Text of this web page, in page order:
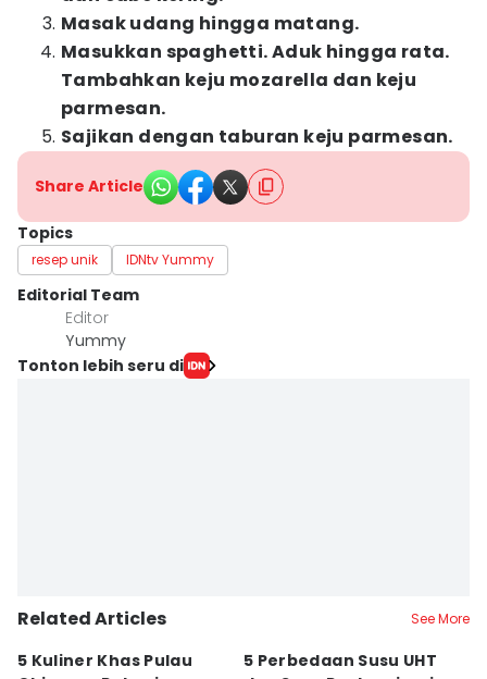
Masak udang hingga matang.
Masukkan spaghetti. Aduk hingga rata.
Tambahkan keju mozarella dan keju
parmesan.
Sajikan dengan taburan keju parmesan.
Share Article
Topics
resep unik IDNtv Yummy
Editorial Team
Editor
Yummy
Tonton lebih seru di
Related Articles See More
5 Kuliner Khas Pulau
5 Perbedaan Susu UHT